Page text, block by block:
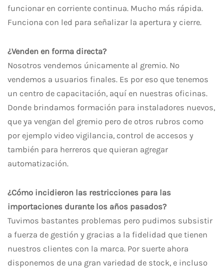
funcionar en corriente continua. Mucho más rápida.
Funciona con led para señalizar la apertura y cierre.
¿Venden en forma directa?
Nosotros vendemos únicamente al gremio. No
vendemos a usuarios finales. Es por eso que tenemos
un centro de capacitación, aquí en nuestras oficinas.
Donde brindamos formación para instaladores nuevos,
que ya vengan del gremio pero de otros rubros como
por ejemplo video vigilancia, control de accesos y
también para herreros que quieran agregar
automatización.
¿Cómo incidieron las restricciones para las
importaciones durante los años pasados?
Tuvimos bastantes problemas pero pudimos subsistir
a fuerza de gestión y gracias a la fidelidad que tienen
nuestros clientes con la marca. Por suerte ahora
disponemos de una gran variedad de stock, e incluso